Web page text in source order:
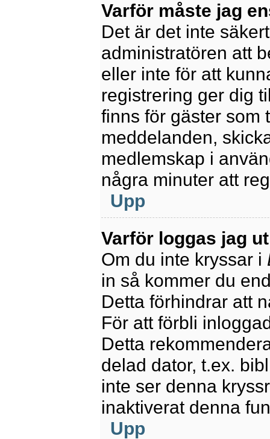
Varför måste jag
Det är det inte
administratören att
eller inte för att
registrering ger dig
finns för gäster som
meddelanden,
medlemskap i
några minuter att
Upp
Varför loggas jag
Om du inte kryssar i
in så kommer du
Detta förhindrar att
För att förbli
Detta
delad dator, t.ex.
inte ser denna
inaktiverat denna
Upp